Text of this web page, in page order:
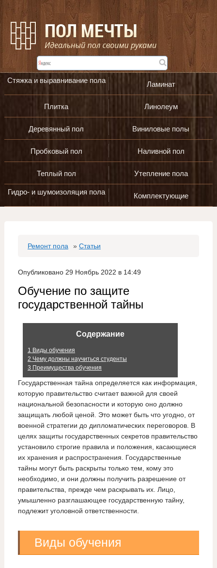
Стяжка и выравнивание пола Ламинат
Плитка Линолеум
Деревянный пол Виниловые полы
Пробковый пол Наливной пол
Теплый пол Утепление пола
Гидро- и шумоизоляция пола Комплектующие
Ремонт пола » Статьи
Опубликовано 29 Ноябрь 2022 в 14:49
Обучение по защите
государственной тайны
Содержание
1 Виды обучения
2 Чему должны научиться студенты
3 Преимущества обучения
Государственная тайна определяется как информация,
которую правительство считает важной для своей
национальной безопасности и которую оно должно
защищать любой ценой. Это может быть что угодно, от
военной стратегии до дипломатических переговоров. В
целях защиты государственных секретов правительство
установило строгие правила и положения, касающиеся
их хранения и распространения. Государственные
тайны могут быть раскрыты только тем, кому это
необходимо, и они должны получить разрешение от
правительства, прежде чем раскрывать их. Лицо,
умышленно разглашающее государственную тайну,
подлежит уголовной ответственности.
Виды обучения